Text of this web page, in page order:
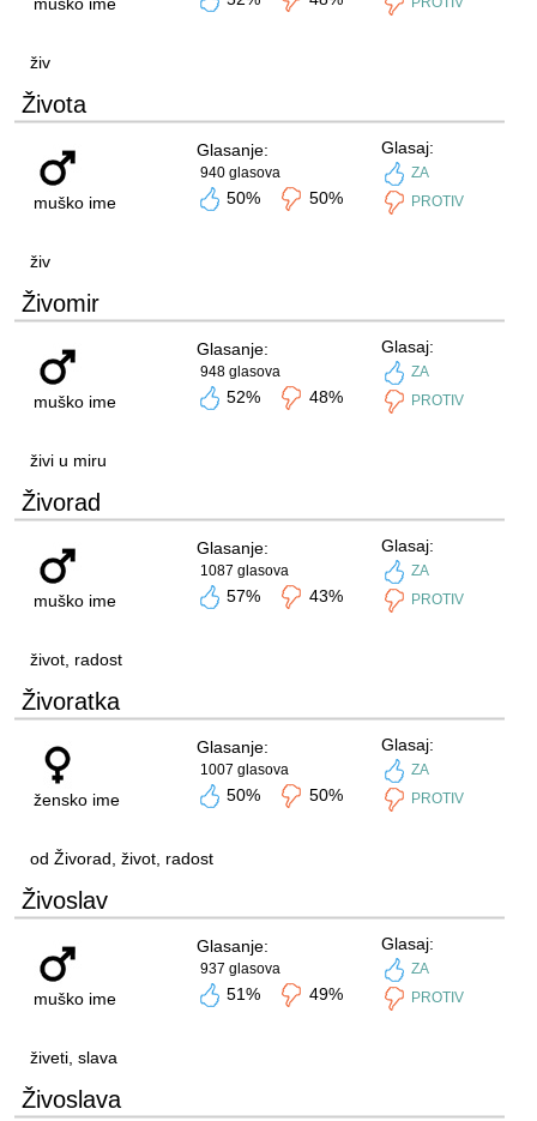
živ
Života
muško ime
Glasanje:
940 glasova
50% 50%
Glasaj:
ZA
PROTIV
živ
Živomir
muško ime
Glasanje:
948 glasova
52% 48%
Glasaj:
ZA
PROTIV
živi u miru
Živorad
muško ime
Glasanje:
1087 glasova
57% 43%
Glasaj:
ZA
PROTIV
život, radost
Živoratka
žensko ime
Glasanje:
1007 glasova
50% 50%
Glasaj:
ZA
PROTIV
od Živorad, život, radost
Živoslav
muško ime
Glasanje:
937 glasova
51% 49%
Glasaj:
ZA
PROTIV
živeti, slava
Živoslava